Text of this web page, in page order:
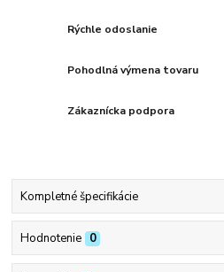
Rýchle odoslanie
Pohodlná výmena tovaru
Zákaznícka podpora
Kompletné špecifikácie
Hodnotenie 0